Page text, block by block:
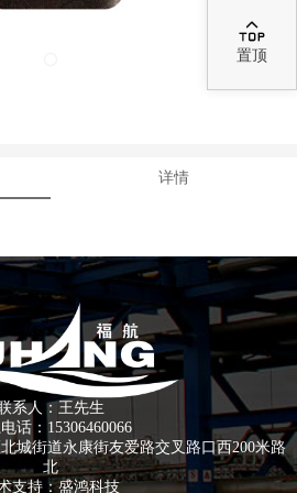

置顶
详情
系人：王先生
话：15306460066
城街道永康街友爱路交叉路口西200米路
北
支持：盛鸿科技